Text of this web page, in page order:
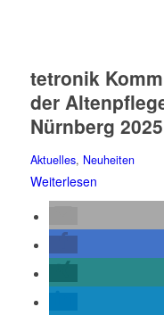
tetronik
der
Nürnberg 2025
Aktuelles, Neuheiten
Weiterlesen